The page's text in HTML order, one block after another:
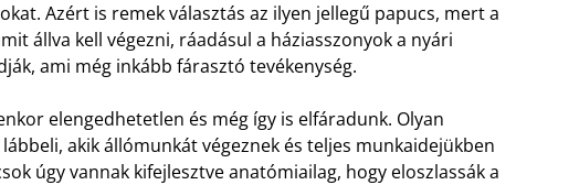
Azért is remek választás az ilyen jellegű papucs, mert a
állva kell végezni, ráadásul a háziasszonyok a nyári
ami még inkább fárasztó tevékenység.
elengedhetetlen és még így is elfáradunk. Olyan
akik állómunkát végeznek és teljes munkaidejükben
úgy vannak kifejlesztve anatómiailag, hogy eloszlassák a